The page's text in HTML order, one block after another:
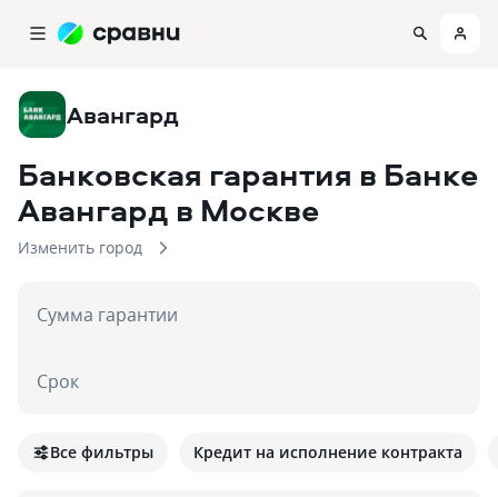
Авангард
Банковская гарантия в Банке
Авангард в Москве
Изменить город
Сумма гарантии
Срок
Все фильтры Кредит на исполнение контракта